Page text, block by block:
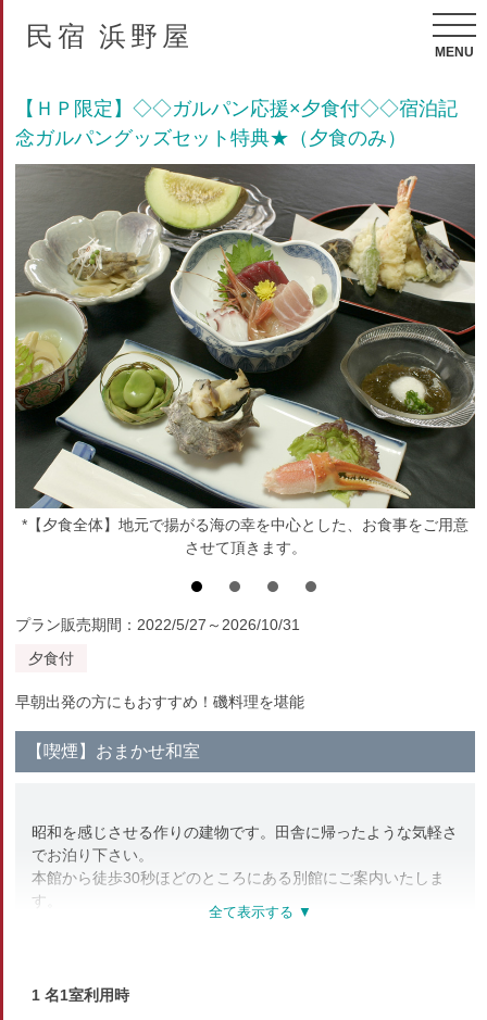
民宿 浜野屋
MENU
【ＨＰ限定】◇◇ガルパン応援×夕食付◇◇宿泊記
念ガルパングッズセット特典★（夕食のみ）
*【夕食全体】地元で揚がる海の幸を中心とした、お食事をご用意
させて頂きます。
プラン販売期間：2022/5/27～2026/10/31
夕食付
早朝出発の方にもおすすめ！磯料理を堪能
【喫煙】おまかせ和室
昭和を感じさせる作りの建物です。田舎に帰ったような気軽さ
でお泊り下さい。
本館から徒歩30秒ほどのところにある別館にご案内いたしま
す。
1 名1室利用時